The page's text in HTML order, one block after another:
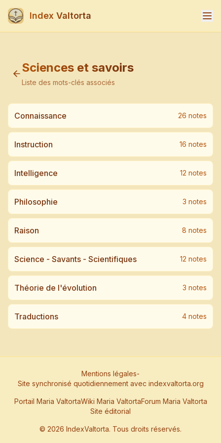
Index Valtorta
Sciences et savoirs
Liste des mots-clés associés
Connaissance 26 notes
Instruction 16 notes
Intelligence 12 notes
Philosophie 3 notes
Raison 8 notes
Science - Savants - Scientifiques 12 notes
Théorie de l'évolution 3 notes
Traductions 4 notes
Mentions légales-
Site synchronisé quotidiennement avec indexvaltorta.org
Portail Maria ValtortaWiki Maria ValtortaForum Maria Valtorta
Site éditorial
© 2026 IndexValtorta. Tous droits réservés.